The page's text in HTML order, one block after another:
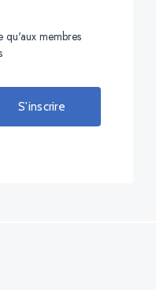
qu'aux membres
S'inscrire